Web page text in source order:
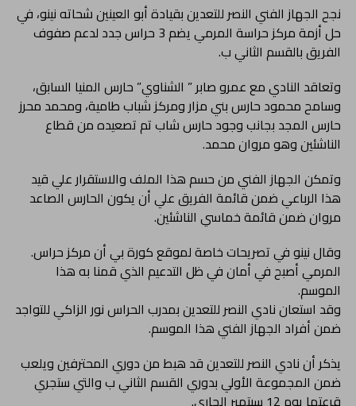
نجح الجهاز الفني النصر للتعدين بقيادة أبو العينين شحاته نينو، في
حل أزمة مركز حراسة المرمي يضم 3 حراس جدد لدعم صفوف
الفريق بالقسم الثاني ب.
وتعاقد النادي مع عمرو صابر ” الشناوي” حارس المنيا السابق،
وسامح محمود حارس بني مزار ومركز شباب طامية، ومحمد محرز
حارس المجد بجانب وجود حارس شاب تم تصعيده من قطاع
الناشئين وهو مروان محمد.
وتمكن الجهاز الفني من حسم هذا الملف والاستقرار علي قيد
هذا الرباعي ضمن قائمة الفريق علي أن يكون الحارس الصاعد
مروان ضمن قائمة خماسي الناشئين.
وقال نينو في تصريحات خاصة لموقع كورة بي أن مركز حراس.
المرمي أصبح في أمان في ظل التدعيم الذي قمنا به هذا
الموسم.
وقد استعان نادي النصر للتعدين بمدرب الحراس نور الزاكي للتواجد
ضمن أفراد الجهاز الفني هذا الموسم.
يذكر أن نادي النصر للتعدين قد هبط من دوري المحترفين ويلعب
ضمن المجموعة الأولي بدوري القسم الثاني ب والتي ستجري
قرعتها يوم 12 سبتمبر الجاري.